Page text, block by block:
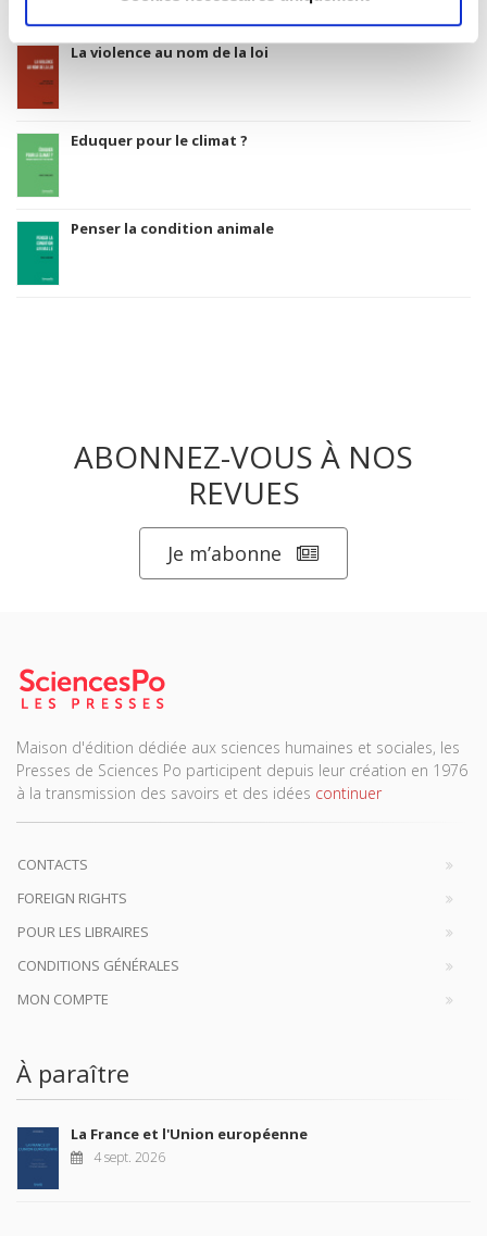
La violence au nom de la loi
Eduquer pour le climat ?
Penser la condition animale
ABONNEZ-VOUS À NOS
REVUES
Je m’abonne
Maison d'édition dédiée aux sciences humaines et sociales, les
Presses de Sciences Po participent depuis leur création en 1976
à la transmission des savoirs et des idées continuer
CONTACTS
FOREIGN RIGHTS
POUR LES LIBRAIRES
CONDITIONS GÉNÉRALES
MON COMPTE
À paraître
La France et l'Union européenne
4 sept. 2026